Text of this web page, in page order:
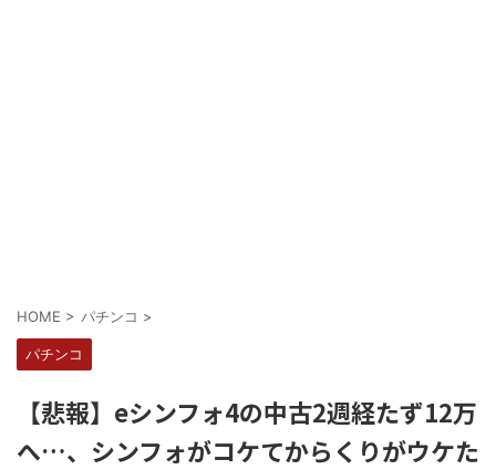
HOME > パチンコ >
パチンコ
【悲報】eシンフォ4の中古2週経たず12万
へ…、シンフォがコケてからくりがウケた